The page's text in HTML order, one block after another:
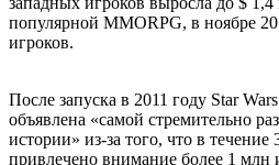
популярной MMORPG, в ноябре
игроков.
После запуска в 2011 году Star
объявлена «самой стремительно
истории» из-за того, что в
привлечено внимание более 1 млн